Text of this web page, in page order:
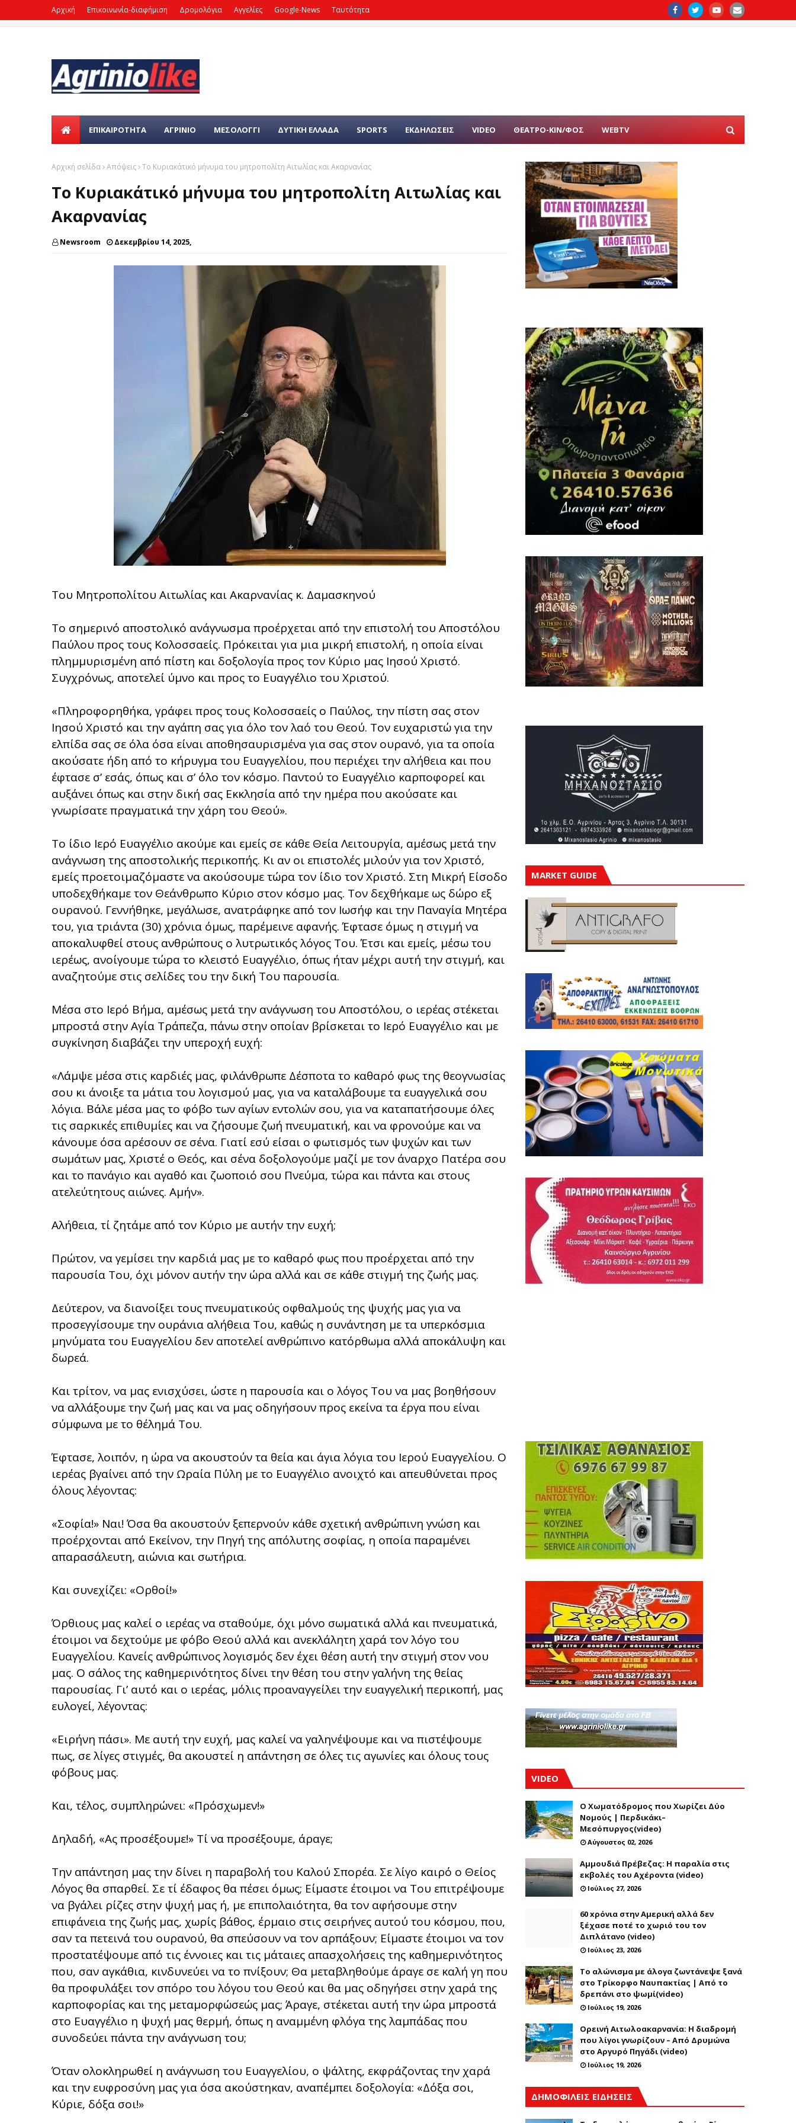
Αρχική Επικοινωνία-διαφήμιση Δρομολόγια Αγγελίες Google-News Ταυτότητα
ΕΠΙΚΑΙΡΌΤΗΤΑ ΑΓΡΙΝΙΟ ΜΕΣΟΛΟΓΓΙ ΔΥΤΙΚΗ ΕΛΛΑΔΑ SPORTS ΕΚΔΗΛΩΣΕΙΣ VIDEO ΘΕΑΤΡΟ-ΚΙΝ/ΦΟΣ WEBTV
Αρχική σελίδα Απόψεις Το Κυριακάτικό μήνυμα του μητροπολίτη Αιτωλίας και Ακαρνανίας
Το Κυριακάτικό μήνυμα του μητροπολίτη Αιτωλίας και
Ακαρνανίας
Newsroom Δεκεμβρίου 14, 2025,
Του Μητροπολίτου Αιτωλίας και Ακαρνανίας κ. Δαμασκηνού
Το σημερινό αποστολικό ανάγνωσμα προέρχεται από την επιστολή του Αποστόλου
Παύλου προς τους Κολοσσαείς. Πρόκειται για μια μικρή επιστολή, η οποία είναι
πλημμυρισμένη από πίστη και δοξολογία προς τον Κύριο μας Ιησού Χριστό.
Συγχρόνως, αποτελεί ύμνο και προς το Ευαγγέλιο του Χριστού.
«Πληροφορηθήκα, γράφει προς τους Κολοσσαείς ο Παύλος, την πίστη σας στον
Ιησού Χριστό και την αγάπη σας για όλο τον λαό του Θεού. Τον ευχαριστώ για την
ελπίδα σας σε όλα όσα είναι αποθησαυρισμένα για σας στον ουρανό, για τα οποία
ακούσατε ήδη από το κήρυγμα του Ευαγγελίου, που περιέχει την αλήθεια και που
έφτασε σ’ εσάς, όπως και σ’ όλο τον κόσμο. Παντού το Ευαγγέλιο καρποφορεί και
αυξάνει όπως και στην δική σας Εκκλησία από την ημέρα που ακούσατε και
γνωρίσατε πραγματικά την χάρη του Θεού».
Το ίδιο Ιερό Ευαγγέλιο ακούμε και εμείς σε κάθε Θεία Λειτουργία, αμέσως μετά την
ανάγνωση της αποστολικής περικοπής. Κι αν οι επιστολές μιλούν για τον Χριστό,
εμείς προετοιμαζόμαστε να ακούσουμε τώρα τον ίδιο τον Χριστό. Στη Μικρή Είσοδο
υποδεχθήκαμε τον Θεάνθρωπο Κύριο στον κόσμο μας. Τον δεχθήκαμε ως δώρο εξ
ουρανού. Γεννήθηκε, μεγάλωσε, ανατράφηκε από τον Ιωσήφ και την Παναγία Μητέρα
του, για τριάντα (30) χρόνια όμως, παρέμεινε αφανής. Έφτασε όμως η στιγμή να
αποκαλυφθεί στους ανθρώπους ο λυτρωτικός λόγος Του. Έτσι και εμείς, μέσω του
ιερέως, ανοίγουμε τώρα το κλειστό Ευαγγέλιο, όπως ήταν μέχρι αυτή την στιγμή, και
αναζητούμε στις σελίδες του την δική Του παρουσία.
Μέσα στο Ιερό Βήμα, αμέσως μετά την ανάγνωση του Αποστόλου, ο ιερέας στέκεται
μπροστά στην Αγία Τράπεζα, πάνω στην οποίαν βρίσκεται το Ιερό Ευαγγέλιο και με
συγκίνηση διαβάζει την υπεροχή ευχή:
«Λάμψε μέσα στις καρδιές μας, φιλάνθρωπε Δέσποτα το καθαρό φως της θεογνωσίας
σου κι άνοιξε τα μάτια του λογισμού μας, για να καταλάβουμε τα ευαγγελικά σου
λόγια. Βάλε μέσα μας το φόβο των αγίων εντολών σου, για να καταπατήσουμε όλες
τις σαρκικές επιθυμίες και να ζήσουμε ζωή πνευματική, και να φρονούμε και να
κάνουμε όσα αρέσουν σε σένα. Γιατί εσύ είσαι ο φωτισμός των ψυχών και των
σωμάτων μας, Χριστέ ο Θεός, και σένα δοξολογούμε μαζί με τον άναρχο Πατέρα σου
και το πανάγιο και αγαθό και ζωοποιό σου Πνεύμα, τώρα και πάντα και στους
ατελεύτητους αιώνες. Αμήν».
Αλήθεια, τί ζητάμε από τον Κύριο με αυτήν την ευχή;
Πρώτον, να γεμίσει την καρδιά μας με το καθαρό φως που προέρχεται από την
παρουσία Του, όχι μόνον αυτήν την ώρα αλλά και σε κάθε στιγμή της ζωής μας.
Δεύτερον, να διανοίξει τους πνευματικούς οφθαλμούς της ψυχής μας για να
προσεγγίσουμε την ουράνια αλήθεια Του, καθώς η συνάντηση με τα υπερκόσμια
μηνύματα του Ευαγγελίου δεν αποτελεί ανθρώπινο κατόρθωμα αλλά αποκάλυψη και
δωρεά.
Και τρίτον, να μας ενισχύσει, ώστε η παρουσία και ο λόγος Του να μας βοηθήσουν
να αλλάξουμε την ζωή μας και να μας οδηγήσουν προς εκείνα τα έργα που είναι
σύμφωνα με το θέλημά Του.
Έφτασε, λοιπόν, η ώρα να ακουστούν τα θεία και άγια λόγια του Ιερού Ευαγγελίου. Ο
ιερέας βγαίνει από την Ωραία Πύλη με το Ευαγγέλιο ανοιχτό και απευθύνεται προς
όλους λέγοντας:
«Σοφία!» Ναι! Όσα θα ακουστούν ξεπερνούν κάθε σχετική ανθρώπινη γνώση και
προέρχονται από Εκείνον, την Πηγή της απόλυτης σοφίας, η οποία παραμένει
απαρασάλευτη, αιώνια και σωτήρια.
Και συνεχίζει: «Ορθοί!»
Όρθιους μας καλεί ο ιερέας να σταθούμε, όχι μόνο σωματικά αλλά και πνευματικά,
έτοιμοι να δεχτούμε με φόβο Θεού αλλά και ανεκλάλητη χαρά τον λόγο του
Ευαγγελίου. Κανείς ανθρώπινος λογισμός δεν έχει θέση αυτή την στιγμή στον νου
μας. Ο σάλος της καθημερινότητος δίνει την θέση του στην γαλήνη της θείας
παρουσίας. Γι’ αυτό και ο ιερέας, μόλις προαναγγείλει την ευαγγελική περικοπή, μας
ευλογεί, λέγοντας:
«Ειρήνη πάσι». Με αυτή την ευχή, μας καλεί να γαληνέψουμε και να πιστέψουμε
πως, σε λίγες στιγμές, θα ακουστεί η απάντηση σε όλες τις αγωνίες και όλους τους
φόβους μας.
Και, τέλος, συμπληρώνει: «Πρόσχωμεν!»
Δηλαδή, «Ας προσέξουμε!» Τί να προσέξουμε, άραγε;
Την απάντηση μας την δίνει η παραβολή του Καλού Σπορέα. Σε λίγο καιρό ο Θείος
Λόγος θα σπαρθεί. Σε τί έδαφος θα πέσει όμως; Είμαστε έτοιμοι να Του επιτρέψουμε
να βγάλει ρίζες στην ψυχή μας ή, με επιπολαιότητα, θα τον αφήσουμε στην
επιφάνεια της ζωής μας, χωρίς βάθος, έρμαιο στις σειρήνες αυτού του κόσμου, που,
σαν τα πετεινά του ουρανού, θα σπεύσουν να τον αρπάξουν; Είμαστε έτοιμοι να τον
προστατέψουμε από τις έννοιες και τις μάταιες απασχολήσεις της καθημερινότητος
που, σαν αγκάθια, κινδυνεύει να το πνίξουν; Θα μεταβληθούμε άραγε σε καλή γη που
θα προφυλάξει τον σπόρο του λόγου του Θεού και θα μας οδηγήσει στην χαρά της
καρποφορίας και της μεταμορφώσεώς μας; Άραγε, στέκεται αυτή την ώρα μπροστά
στο Ευαγγέλιο η ψυχή μας θερμή, όπως η αναμμένη φλόγα της λαμπάδας που
συνοδεύει πάντα την ανάγνωση του;
Όταν ολοκληρωθεί η ανάγνωση του Ευαγγελίου, ο ψάλτης, εκφράζοντας την χαρά
και την ευφροσύνη μας για όσα ακούστηκαν, αναπέμπει δοξολογία: «Δόξα σοι,
Κύριε, δόξα σοι!»
MARKET GUIDE
VIDEO
Ο Χωματόδρομος που Χωρίζει Δύο
Νομούς | Περδικάκι–
Μεσόπυργος(video)
Αύγουστος 02, 2026
Αμμουδιά Πρέβεζας: Η παραλία στις
εκβολές του Αχέροντα (video)
Ιούλιος 27, 2026
60 xρόνια στην Αμερική αλλά δεν
ξέχασε ποτέ το χωριό του τον
Διπλάτανο (video)
Ιούλιος 23, 2026
Το αλώνισμα με άλογα ζωντάνεψε ξανά
στο Τρίκορφο Ναυπακτίας | Από το
δρεπάνι στο ψωμί(video)
Ιούλιος 19, 2026
Ορεινή Αιτωλοακαρνανία: Η διαδρομή
που λίγοι γνωρίζουν – Από Δρυμώνα
στο Αργυρό Πηγάδι (video)
Ιούλιος 19, 2026
ΔΗΜΟΦΙΛΕΙΣ ΕΙΔΗΣΕΙΣ